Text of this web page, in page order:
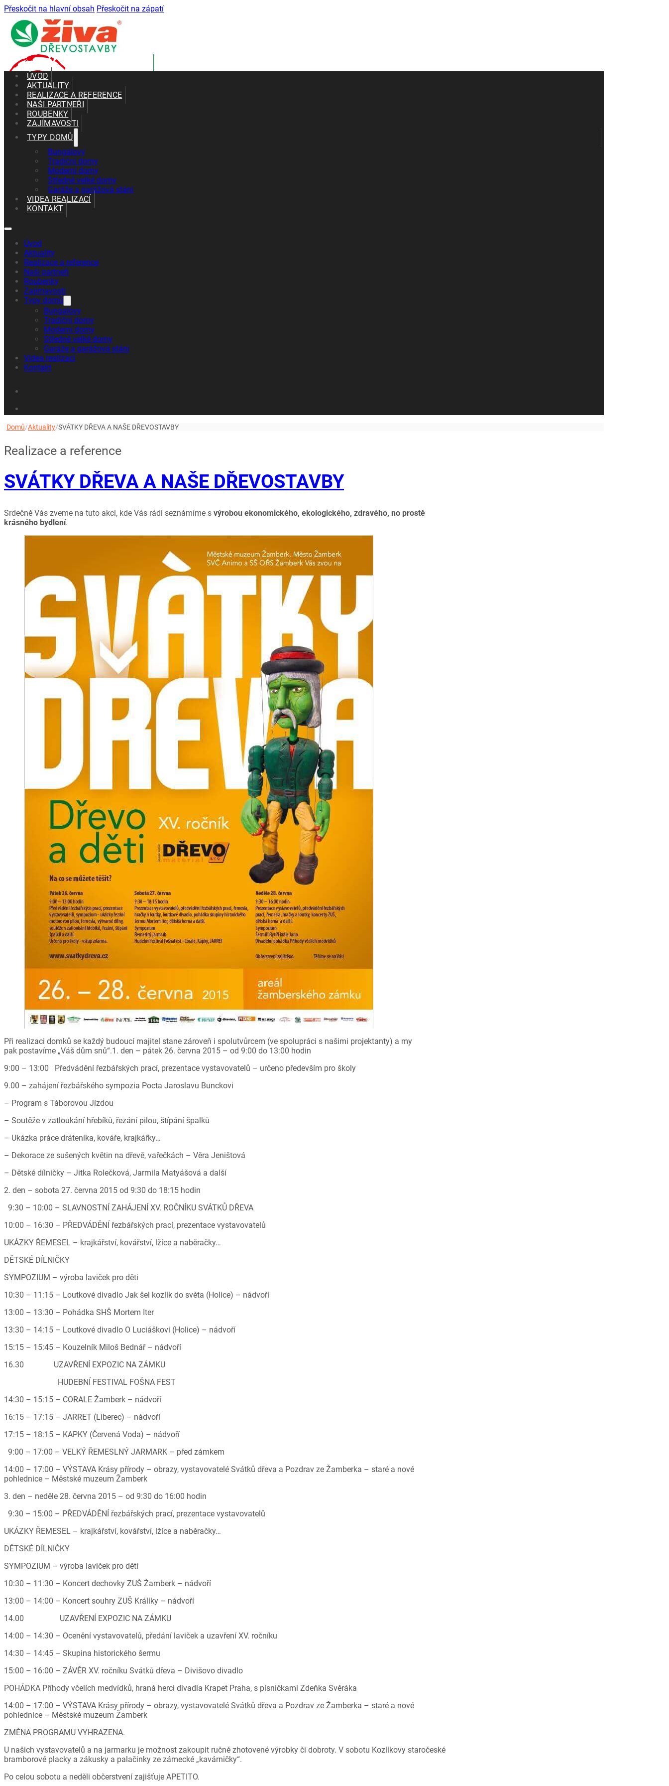
Přeskočit na hlavní obsah Přeskočit na zápatí
realizovaných dřevostaveb
+420 602 661 287
+420 465 637 010
Hledat
ÚVOD
AKTUALITY
REALIZACE A REFERENCE
NAŠI PARTNEŘI
ROUBENKY
ZAJÍMAVOSTI
TYPY DOMŮ
Bungalovy
Tradiční domy
Moderní domy
Středně velké domy
Garáže a garážová stáni
VIDEA REALIZACÍ
KONTAKT
Úvod
Aktuality
Realizace a reference
Naši partneři
Roubenky
Zajímavosti
Typy domů
Bungalovy
Tradiční domy
Moderní domy
Středně velké domy
Garáže a garážová stáni
Videa realizací
Kontakt
Domů/Aktuality/SVÁTKY DŘEVA A NAŠE DŘEVOSTAVBY
Realizace a reference
SVÁTKY DŘEVA A NAŠE DŘEVOSTAVBY
Srdečně Vás zveme na tuto akci, kde Vás rádi seznámíme s výrobou ekonomického, ekologického, zdravého, no prostě
krásného bydlení.
Při realizaci domků se každý budoucí majitel stane zároveň i spolutvůrcem (ve spolupráci s našimi projektanty) a my
pak postavíme „Váš dům snů“.1. den – pátek 26. června 2015 – od 9:00 do 13:00 hodin
9:00 – 13:00 Předvádění řezbářských prací, prezentace vystavovatelů – určeno především pro školy
9.00 – zahájení řezbářského sympozia Pocta Jaroslavu Bunckovi
– Program s Táborovou Jízdou
– Soutěže v zatloukání hřebíků, řezání pilou, štípání špalků
– Ukázka práce dráteníka, kováře, krajkářky…
– Dekorace ze sušených květin na dřevě, vařečkách – Věra Jeništová
– Dětské dílničky – Jitka Rolečková, Jarmila Matyášová a další
2. den – sobota 27. června 2015 od 9:30 do 18:15 hodin
9:30 – 10:00 – SLAVNOSTNÍ ZAHÁJENÍ XV. ROČNÍKU SVÁTKŮ DŘEVA
10:00 – 16:30 – PŘEDVÁDĚNÍ řezbářských prací, prezentace vystavovatelů
UKÁZKY ŘEMESEL – krajkářství, kovářství, lžíce a naběračky…
DĚTSKÉ DÍLNIČKY
SYMPOZIUM – výroba laviček pro děti
10:30 – 11:15 – Loutkové divadlo Jak šel kozlík do světa (Holice) – nádvoří
13:00 – 13:30 – Pohádka SHŠ Mortem Iter
13:30 – 14:15 – Loutkové divadlo O Luciáškovi (Holice) – nádvoří
15:15 – 15:45 – Kouzelník Miloš Bednář – nádvoří
16.30 UZAVŘENÍ EXPOZIC NA ZÁMKU
HUDEBNÍ FESTIVAL FOŠNA FEST
14:30 – 15:15 – CORALE Žamberk – nádvoří
16:15 – 17:15 – JARRET (Liberec) – nádvoří
17:15 – 18:15 – KAPKY (Červená Voda) – nádvoří
9:00 – 17:00 – VELKÝ ŘEMESLNÝ JARMARK – před zámkem
14:00 – 17:00 – VÝSTAVA Krásy přírody – obrazy, vystavovatelé Svátků dřeva a Pozdrav ze Žamberka – staré a nové
pohlednice – Městské muzeum Žamberk
3. den – neděle 28. června 2015 – od 9:30 do 16:00 hodin
9:30 – 15:00 – PŘEDVÁDĚNÍ řezbářských prací, prezentace vystavovatelů
UKÁZKY ŘEMESEL – krajkářství, kovářství, lžíce a naběračky…
DĚTSKÉ DÍLNIČKY
SYMPOZIUM – výroba laviček pro děti
10:30 – 11:30 – Koncert dechovky ZUŠ Žamberk – nádvoří
13:00 – 14:00 – Koncert souhry ZUŠ Králíky – nádvoří
14.00 UZAVŘENÍ EXPOZIC NA ZÁMKU
14:00 – 14:30 – Ocenění vystavovatelů, předání laviček a uzavření XV. ročníku
14:30 – 14:45 – Skupina historického šermu
15:00 – 16:00 – ZÁVĚR XV. ročníku Svátků dřeva – Divišovo divadlo
POHÁDKA Příhody včelích medvídků, hraná herci divadla Krapet Praha, s písničkami Zdeňka Svěráka
14:00 – 17:00 – VÝSTAVA Krásy přírody – obrazy, vystavovatelé Svátků dřeva a Pozdrav ze Žamberka – staré a nové
pohlednice – Městské muzeum Žamberk
ZMĚNA PROGRAMU VYHRAZENA.
U našich vystavovatelů a na jarmarku je možnost zakoupit ručně zhotovené výrobky či dobroty. V sobotu Kozlíkovy staročeské
bramborové placky a zákusky a palačinky ze zámecké „kavárničky“.
Po celou sobotu a neděli občerstvení zajišťuje APETITO.